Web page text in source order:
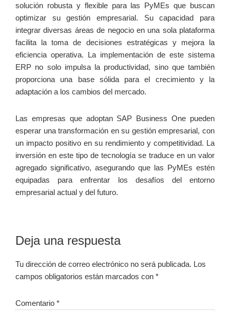
solución robusta y flexible para las PyMEs que buscan
optimizar su gestión empresarial. Su capacidad para
integrar diversas áreas de negocio en una sola plataforma
facilita la toma de decisiones estratégicas y mejora la
eficiencia operativa. La implementación de este sistema
ERP no solo impulsa la productividad, sino que también
proporciona una base sólida para el crecimiento y la
adaptación a los cambios del mercado.
Las empresas que adoptan SAP Business One pueden
esperar una transformación en su gestión empresarial, con
un impacto positivo en su rendimiento y competitividad. La
inversión en este tipo de tecnología se traduce en un valor
agregado significativo, asegurando que las PyMEs estén
equipadas para enfrentar los desafíos del entorno
empresarial actual y del futuro.
Interacciones
con
los
Deja una respuesta
Tu dirección de correo electrónico no será publicada. Los
campos obligatorios están marcados con *
Comentario *